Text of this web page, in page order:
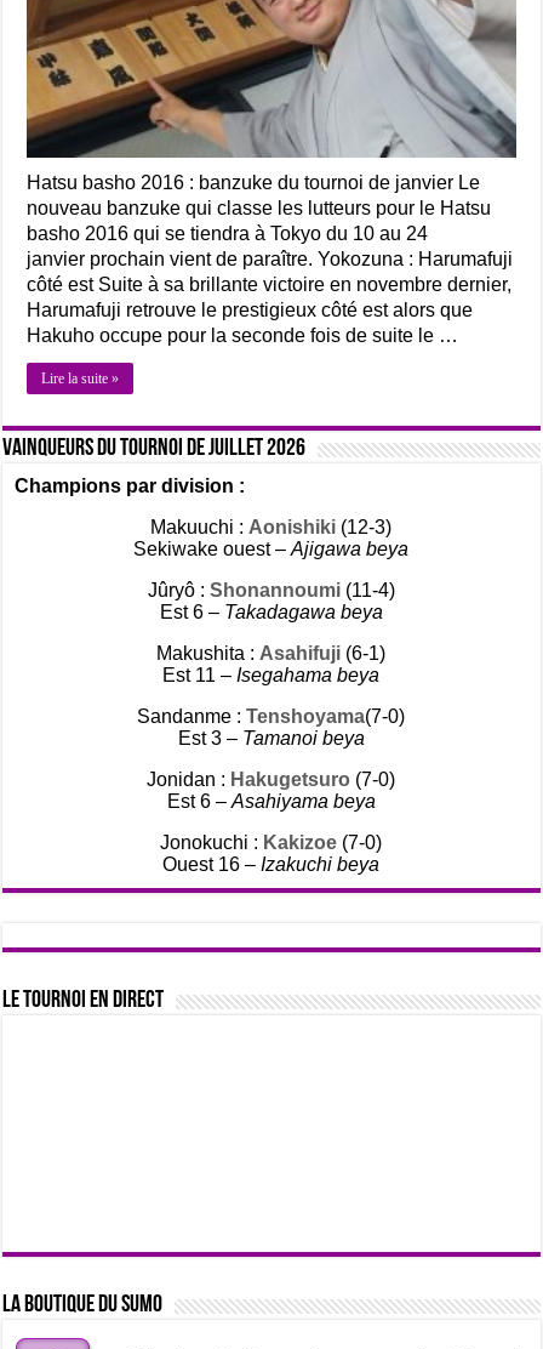
Hatsu basho 2016 : banzuke du tournoi de janvier Le
nouveau banzuke qui classe les lutteurs pour le Hatsu
basho 2016 qui se tiendra à Tokyo du 10 au 24
janvier prochain vient de paraître. Yokozuna : Harumafuji
côté est Suite à sa brillante victoire en novembre dernier,
Harumafuji retrouve le prestigieux côté est alors que
Hakuho occupe pour la seconde fois de suite le …
Lire la suite »
Vainqueurs du tournoi de Juillet 2026
Champions par division :
Makuuchi : Aonishiki (12-3)
Sekiwake ouest –Ajigawa beya
Jûryô : Shonannoumi (11-4)
Est 6 – Takadagawa beya
Makushita : Asahifuji (6-1)
Est 11 –Isegahama beya
Sandanme :Tenshoyama(7-0)
Est 3 – Tamanoi beya
Jonidan : Hakugetsuro (7-0)
Est 6 – Asahiyama beya
Jonokuchi : Kakizoe (7-0)
Ouest 16 –Izakuchi beya
Le tournoi en direct
La boutique du sumo